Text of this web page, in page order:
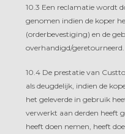
10.3 Een reclamatie wordt
genomen indien de koper
(orderbevestiging) en de
overhandigd/geretourneerd.
10.4 De prestatie van
als deugdelijk, indien de
het geleverde in gebruik
verwerkt aan derden heeft
heeft doen nemen, heeft